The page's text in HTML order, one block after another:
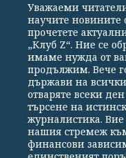
Общи условия
Реклама
Екип
Уважаеми
научите новините
прочетете
„Клуб Z“. Ние се
имаме нужда от
продължим. Вече
държави на
отваряте всеки
търсене на
журналистика.
нашия стремеж
финансови